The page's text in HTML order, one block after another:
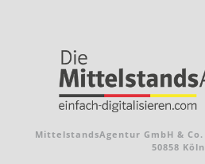
MittelstandsAgentur GmbH &
50858 Köln